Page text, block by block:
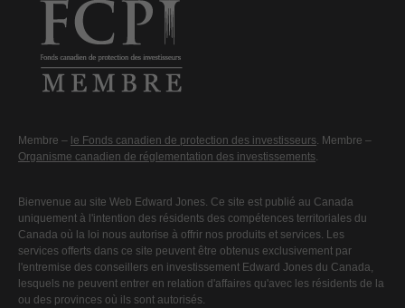
Membre – le Fonds canadien de protection des investisseurs. Membre –
Organisme canadien de réglementation des investissements.
Bienvenue au site Web Edward Jones. Ce site est publié au Canada
uniquement à l'intention des résidents des compétences territoriales du
Canada où la loi nous autorise à offrir nos produits et services. Les
services offerts dans ce site peuvent être obtenus exclusivement par
l'entremise des conseillers en investissement Edward Jones du Canada,
lesquels ne peuvent entrer en relation d'affaires qu'avec les résidents de la
ou des provinces où ils sont autorisés.